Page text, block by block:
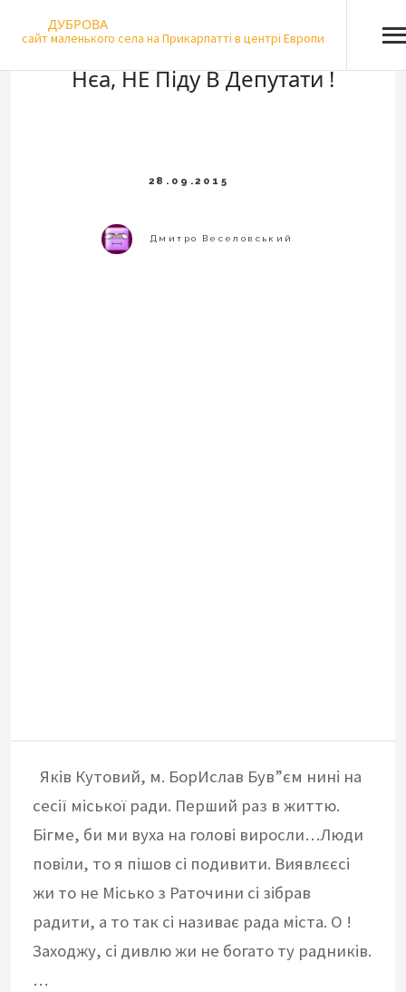
ДУБРОВА
сайт маленького села на Прикарпатті в центрі Европи
Нєа, НЕ Піду В Депутати !
Яків Кутовий, м. БорИслав Був”єм нині на
сесії міської ради. Перший раз в життю.
Бігме, би ми вуха на голові виросли…Люди
повіли, то я пішов сі подивити. Виявлєєсі
жи то не Місько з Раточини сі зібрав
радити, а то так сі називає рада міста. О !
Заходжу, сі дивлю жи не богато ту радників.
…